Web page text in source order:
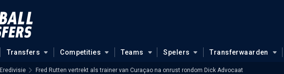
Transfers Competities Teams Spelers Transferwaarden
Eredivisie Fred Rutten vertrekt als trainer van Curaçao na onrust rondom Dick Advocaat